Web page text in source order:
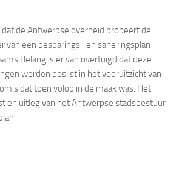
de Antwerpse overheid probeert de
van een besparings- en saneringsplan
Belang is er van overtuigd dat deze
werden beslist in het vooruitzicht van
dat toen volop in de maak was. Het
en uitleg van het Antwerpse stadsbestuur